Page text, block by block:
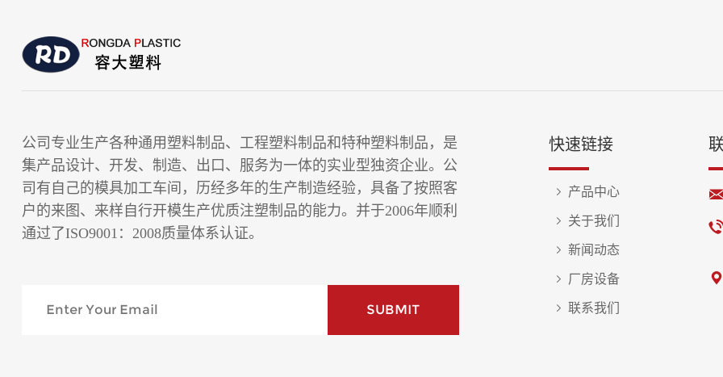
公司专业生产各种通用塑料制品、工程塑料制品和特种塑料制品，是
集产品设计、开发、制造、出口、服务为一体的实业型独资企业。公
司有自己的模具加工车间，历经多年的生产制造经验，具备了按照客
户的来图、来样自行开模生产优质注塑制品的能力。并于2006年顺利
通过了ISO9001：2008质量体系认证。
快速链接
产品中心
关于我们
新闻动态
厂房设备
联系我们